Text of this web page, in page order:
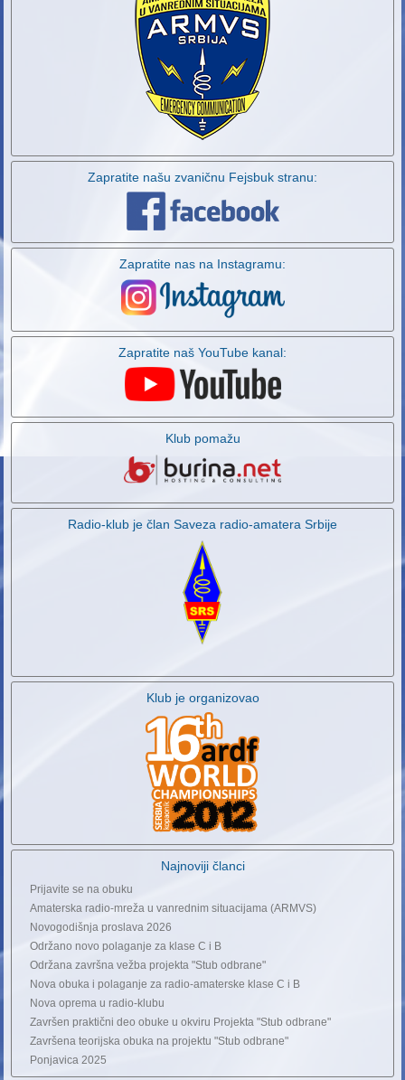
Zapratite našu zvaničnu Fejsbuk stranu:
Zapratite nas na Instagramu:
Zapratite naš YouTube kanal:
Klub pomažu
Radio-klub je član Saveza radio-amatera Srbije
Klub je organizovao
Najnoviji članci
Prijavite se na obuku
Amaterska radio-mreža u vanrednim situacijama (ARMVS)
Novogodišnja proslava 2026
Održano novo polaganje za klase C i B
Održana završna vežba projekta "Stub odbrane"
Nova obuka i polaganje za radio-amaterske klase C i B
Nova oprema u radio-klubu
Završen praktični deo obuke u okviru Projekta "Stub odbrane"
Završena teorijska obuka na projektu "Stub odbrane"
Ponjavica 2025